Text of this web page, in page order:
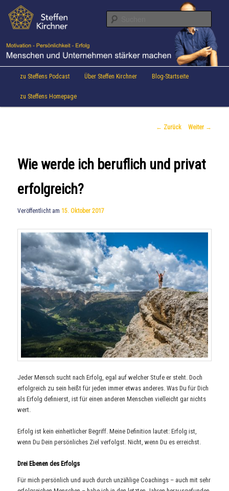
Inhalt
wechseln
Steffen Kirchner Blog
Aktuelles von Speaker & Motivationstrainer Steffen Kirchner
Hauptmenü
zu Steffens Podcast Über Steffen Kirchner Blog-Startseite
zu Steffens Homepage
Beitrags-
← Zurück Weiter →
Wie werde ich beruflich und privat
erfolgreich?
Veröffentlicht am15. Oktober 2017
Jeder Mensch sucht nach Erfolg, egal auf welcher Stufe er steht. Doch
erfolgreich zu sein heißt für jeden immer etwas anderes. Was Du für Dich
als Erfolg definierst, ist für einen anderen Menschen vielleicht gar nichts
wert.
Erfolg ist kein einheitlicher Begriff. Meine Definition lautet: Erfolg ist,
wenn Du Dein persönliches Ziel verfolgst. Nicht, wenn Du es erreichst.
Drei Ebenen des Erfolgs
Für mich persönlich und auch durch unzählige Coachings – auch mit sehr